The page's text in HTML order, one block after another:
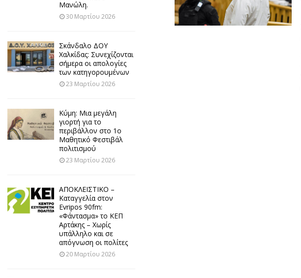
Μανώλη.
30 Μαρτίου 2026
Σκάνδαλο ΔΟΥ
Χαλκίδας: Συνεχίζονται
σήμερα οι απολογίες
των κατηγορουμένων
23 Μαρτίου 2026
Κύμη: Μια μεγάλη
γιορτή για το
περιβάλλον στο 1ο
Μαθητικό Φεστιβάλ
πολιτισμού
23 Μαρτίου 2026
ΑΠΟΚΛΕΙΣΤΙΚΟ –
Καταγγελία στον
Evripos 90fm:
«Φάντασμα» το ΚΕΠ
Αρτάκης – Χωρίς
υπάλληλο και σε
απόγνωση οι πολίτες
20 Μαρτίου 2026